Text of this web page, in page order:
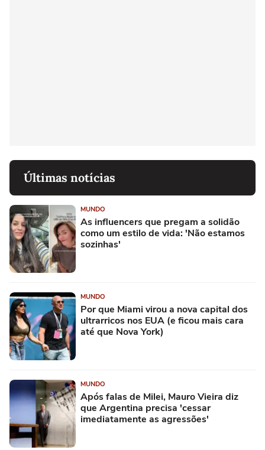
Últimas notícias
MUNDO
As influencers que pregam a solidão
como um estilo de vida: 'Não estamos
sozinhas'
MUNDO
Por que Miami virou a nova capital dos
ultrarricos nos EUA (e ficou mais cara
até que Nova York)
MUNDO
Após falas de Milei, Mauro Vieira diz
que Argentina precisa 'cessar
imediatamente as agressões'